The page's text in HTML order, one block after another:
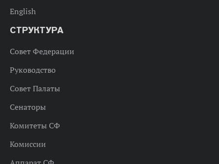
English
СТРУКТУРА
Совет Федерации
Руководство
Совет Палаты
Сенаторы
Комитеты СФ
Комиссии